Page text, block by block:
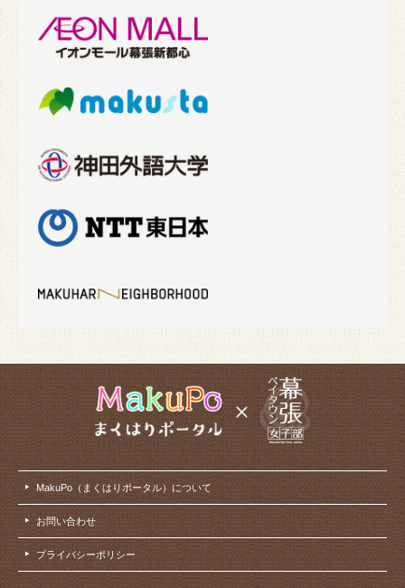
MakuPo（まくはりポータル）について
お問い合わせ
プライバシーポリシー